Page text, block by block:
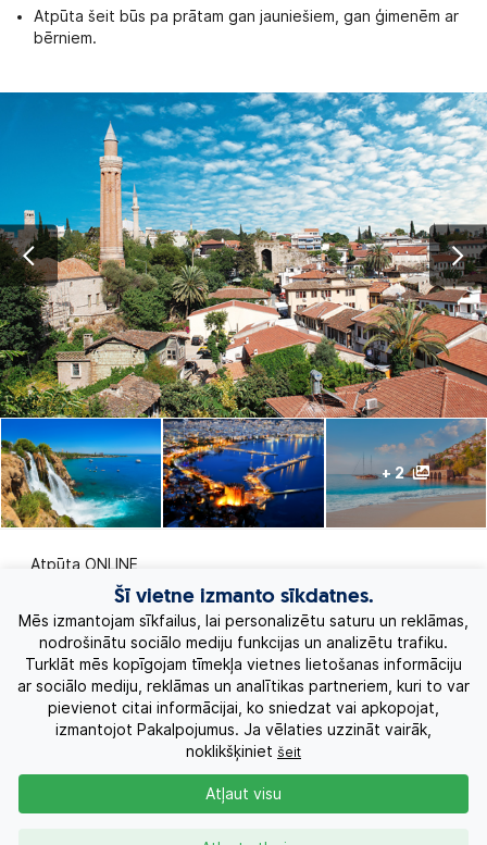
Atpūta šeit būs pa prātam gan jauniešiem, gan ģimenēm ar
bērniem.
+ 2
Atpūta ONLINE
Ekskursiju ceļojumi
Eksotiskie ceļojumi
Labākie piedāvājumi
Kruīzi
Šī vietne izmanto sīkdatnes.
Mēs izmantojam sīkfailus, lai personalizētu saturu un reklāmas,
nodrošinātu sociālo mediju funkcijas un analizētu trafiku.
Turklāt mēs kopīgojam tīmekļa vietnes lietošanas informāciju
ar sociālo mediju, reklāmas un analītikas partneriem, kuri to var
pievienot citai informācijai, ko sniedzat vai apkopojat,
izmantojot Pakalpojumus. Ja vēlaties uzzināt vairāk,
noklikšķiniet šeit
Atļaut visu